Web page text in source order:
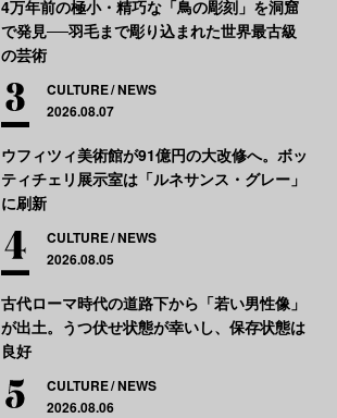
4万年前の極小・精巧な「鳥の彫刻」を洞窟
で発見──羽毛まで彫り込まれた世界最古級
の芸術
CULTURE NEWS
2026.08.07
ウフィツィ美術館が91億円の大改修へ。ボッ
ティチェリ展示室は「ルネサンス・グレー」
に刷新
CULTURE NEWS
2026.08.05
古代ローマ時代の道路下から「若い男性像」
が出土。うつ伏せ状態が幸いし、保存状態は
良好
CULTURE NEWS
2026.08.06